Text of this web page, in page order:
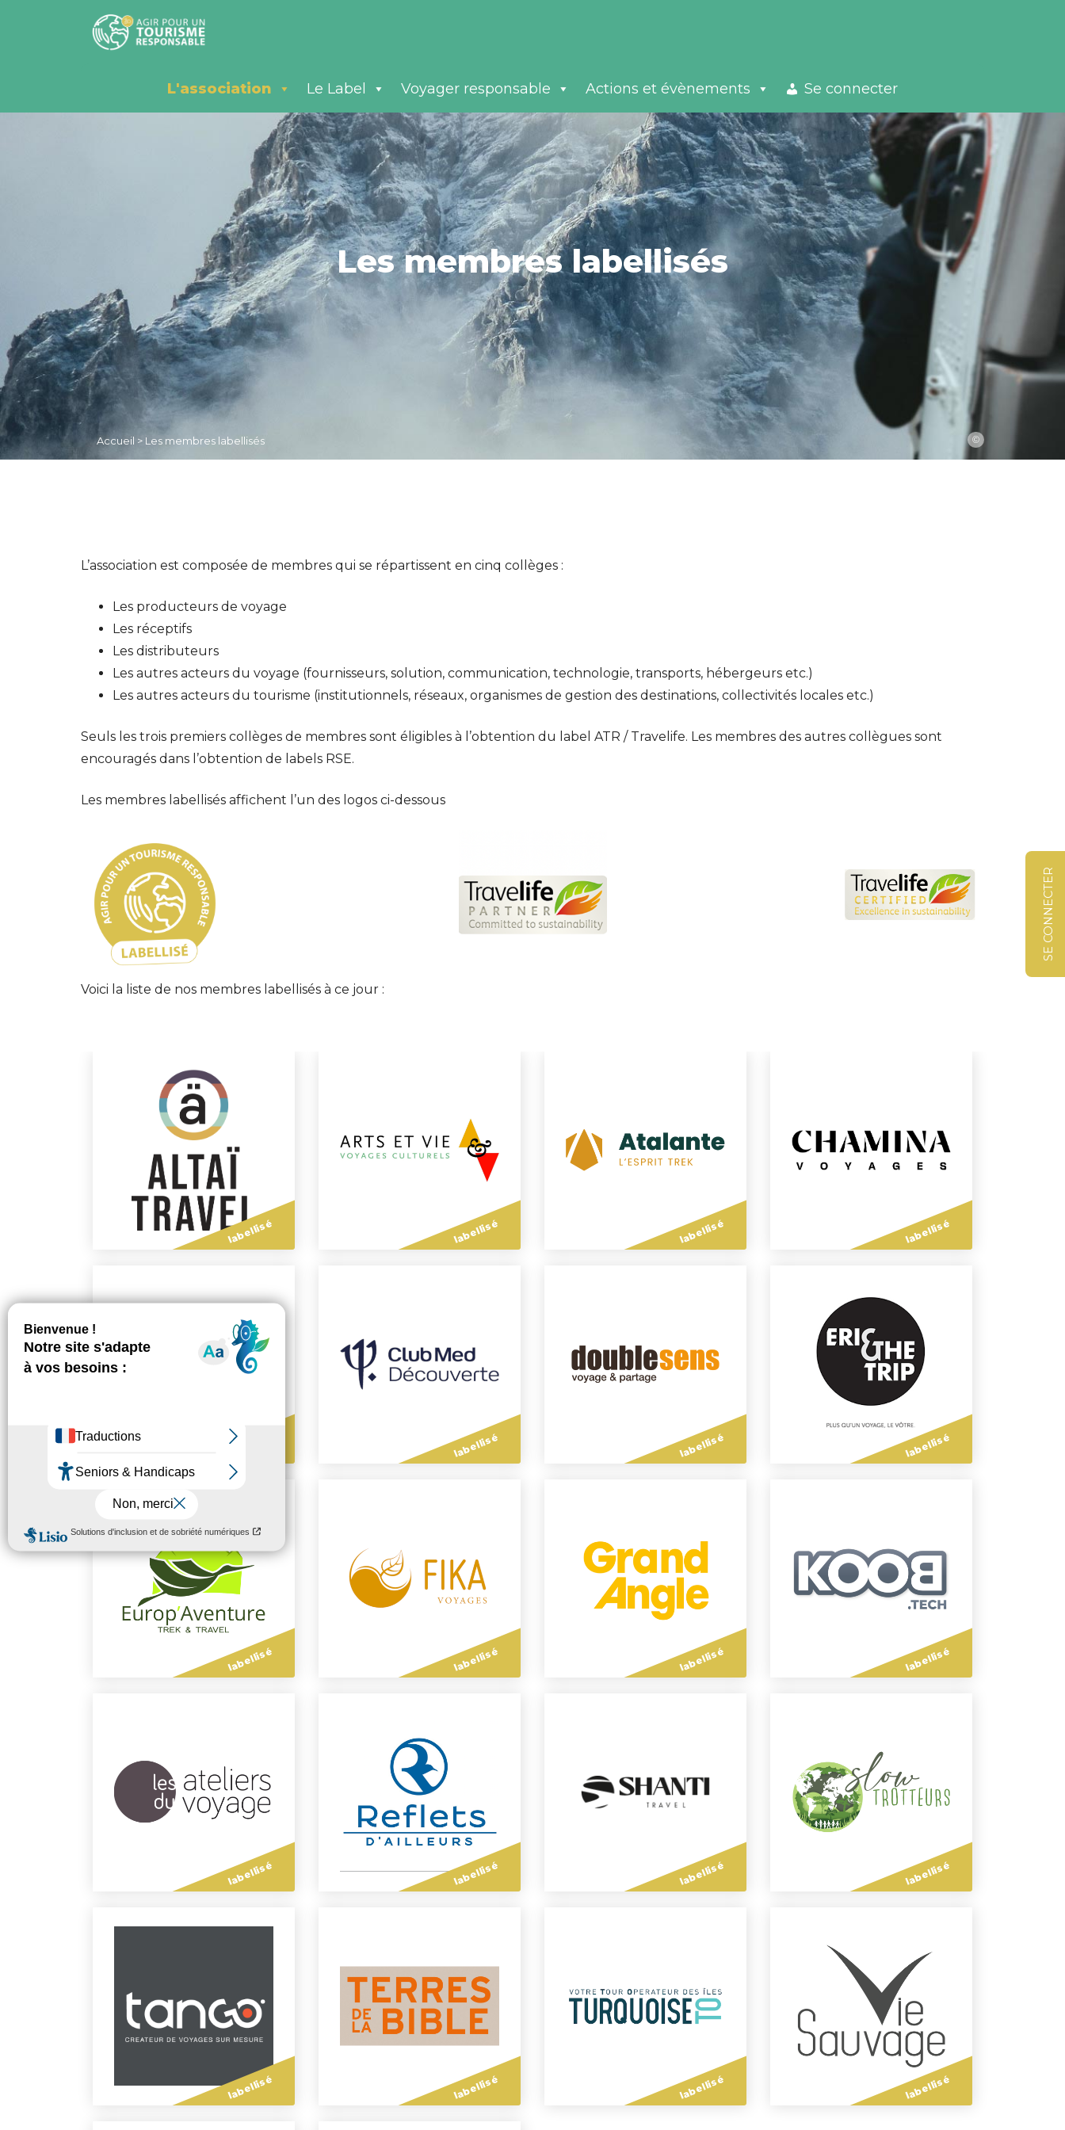
SE CONNECTER
L'association Le Label Voyager responsable Actions et évènements Se connecter
Les membres labellisés
Accueil > Les membres labellisés ©
L’association est composée de membres qui se répartissent en cinq collèges :
Les producteurs de voyage
Les réceptifs
Les distributeurs
Les autres acteurs du voyage (fournisseurs, solution, communication, technologie, transports, hébergeurs etc.)
Les autres acteurs du tourisme (institutionnels, réseaux, organismes de gestion des destinations, collectivités locales etc.)
Seuls les trois premiers collèges de membres sont éligibles à l’obtention du label ATR / Travelife. Les membres des autres collègues sont
encouragés dans l’obtention de labels RSE.
Les membres labellisés affichent l’un des logos ci-dessous
Voici la liste de nos membres labellisés à ce jour :
labellisé labellisé labellisé labellisé
labellisé labellisé labellisé labellisé
labellisé labellisé labellisé labellisé
labellisé labellisé labellisé labellisé
labellisé labellisé labellisé labellisé